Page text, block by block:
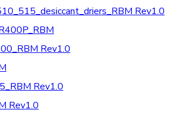
Rev1.0
Rev1.0
Rev1.0
Rev1.0